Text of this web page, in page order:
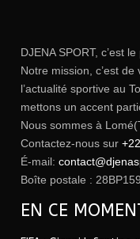
DJENA SPORT, c’est
Notre mission, c’est
l’actualité sportive au
mettons un accent
Nous sommes à
Contactez-nous sur
É-mail:
Boîte postale :
EN CE